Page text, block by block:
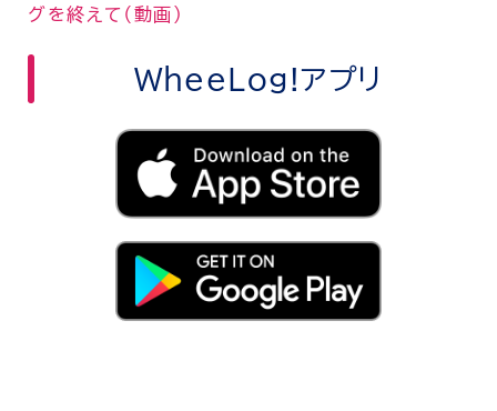
グを終えて（動画）
WheeLog!アプリ